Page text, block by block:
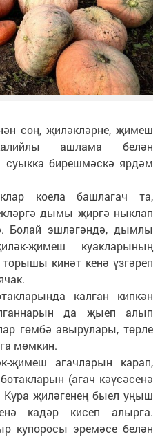
соң, җиләкләрне, җимеш
ашлама белән
суыкка бирешмәскә ярдәм
коела башлагач та,
дымы җиргә ныклап
Болай эшләгәндә, дымлы
җимеш куакларының
кинәт кенә үзгәреп
калган кипкән
да җыеп алып
гөмбә авырулары, төрле
мөмкин.
җимеш агачларын карап,
(агач кәүсәсенә
Кура җиләгенең быел уңыш
кадәр кисеп алырга.
купоросы эремәсе белән